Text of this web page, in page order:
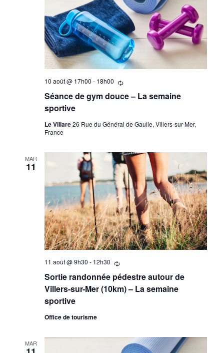
Séance de gym douce – La semaine
sportive
10 août @ 17h00 - 18h00
Se
Le Villare26 Rue du Général de Gaulle, Villers-sur-Mer,
France
MAR
11
Sortie randonnée pédestre autour de
Villers-sur-Mer (10km) – La semaine
sportive
11 août @ 9h30 - 12h30
Se
Office de tourisme
MAR